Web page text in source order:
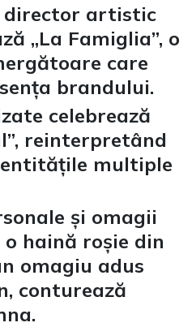
director artistic
„La Famiglia”, o
care
brandului.
celebrează
reinterpretând
multiple
și omagii
o haină roșie din
omagiu adus
conturează